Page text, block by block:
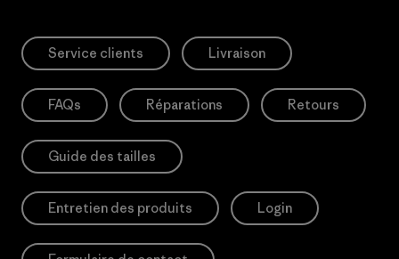
Service clients Livraison
FAQs Réparations Retours
Guide des tailles
Entretien des produits Login